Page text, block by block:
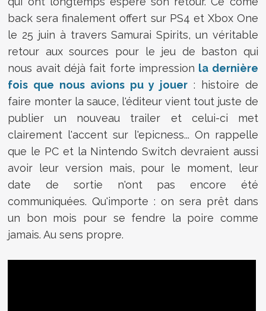
back sera finalement offert sur PS4 et Xbox One
le 25 juin à travers Samurai Spirits, un véritable
retour aux sources pour le jeu de baston qui
nous avait déjà fait forte impression la dernière
fois que nous avions pu y jouer : histoire de
faire monter la sauce, l'éditeur vient tout juste de
publier un nouveau trailer et celui-ci met
clairement l'accent sur l'epicness... On rappelle
que le PC et la Nintendo Switch devraient aussi
avoir leur version mais, pour le moment, leur
date de sortie n'ont pas encore été
communiquées. Qu'importe : on sera prêt dans
un bon mois pour se fendre la poire comme
jamais. Au sens propre.